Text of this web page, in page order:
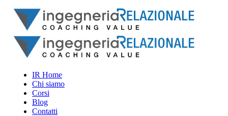
IR Home
Chi siamo
Corsi
Blog
Contatti